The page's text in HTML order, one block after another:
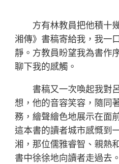
方有林教員把他積十
湘傳》書稿寄給我，我一
靜。方教員盼望我為書作
聊下我的感觸。
書稿又一次喚起我對
想，他的音容笑容，隨同
務，繪聲繪色地展示在面
這本書的讀者城市感慨到
湘，那位儒雅睿智、親熱
書中徐徐地向讀者走過去。